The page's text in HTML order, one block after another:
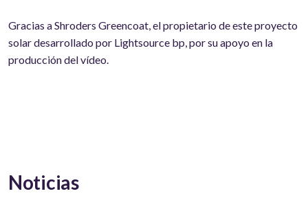
Gracias a Shroders Greencoat, el propietario de este proyecto
solar desarrollado por Lightsource bp, por su apoyo en la
producción del vídeo.
Noticias